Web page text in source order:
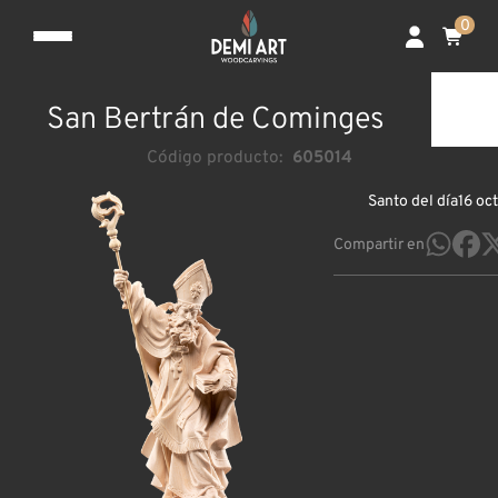
0
San Bertrán de Cominges
Código producto: 605014
Santo del día16
Compartir en